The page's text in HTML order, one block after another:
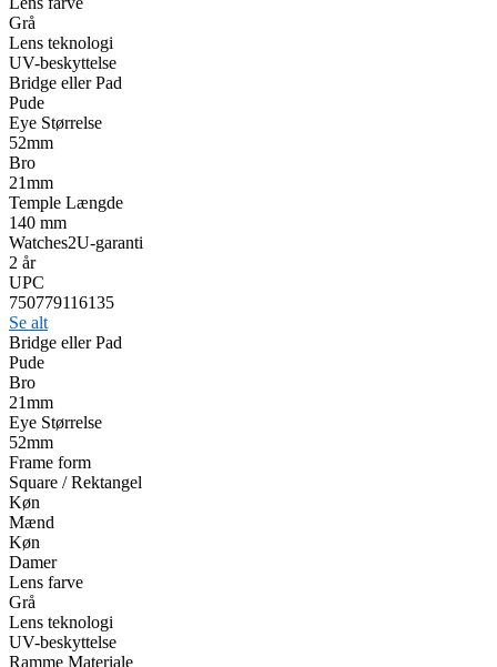
Grå
Lens teknologi
UV-beskyttelse
Bridge eller Pad
Pude
Eye Størrelse
52mm
Bro
21mm
Temple Længde
140 mm
Watches2U-garanti
2 år
UPC
750779116135
Se alt
Bridge eller Pad
Pude
Bro
21mm
Eye Størrelse
52mm
Frame form
Square / Rektangel
Køn
Mænd
Køn
Damer
Lens farve
Grå
Lens teknologi
UV-beskyttelse
Ramme Materiale